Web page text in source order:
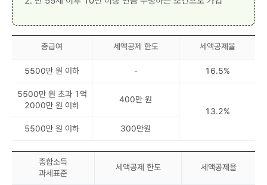
총급여 세액공제 한도 세액공제율
5500만 원 이하 - 16.5%
5500만 원 초과 1억
2000만 원 이하
400만 원
13.2%
5500만 원 이하
300만원
종합소득
과세표준
세액공제 한도 세액공제율